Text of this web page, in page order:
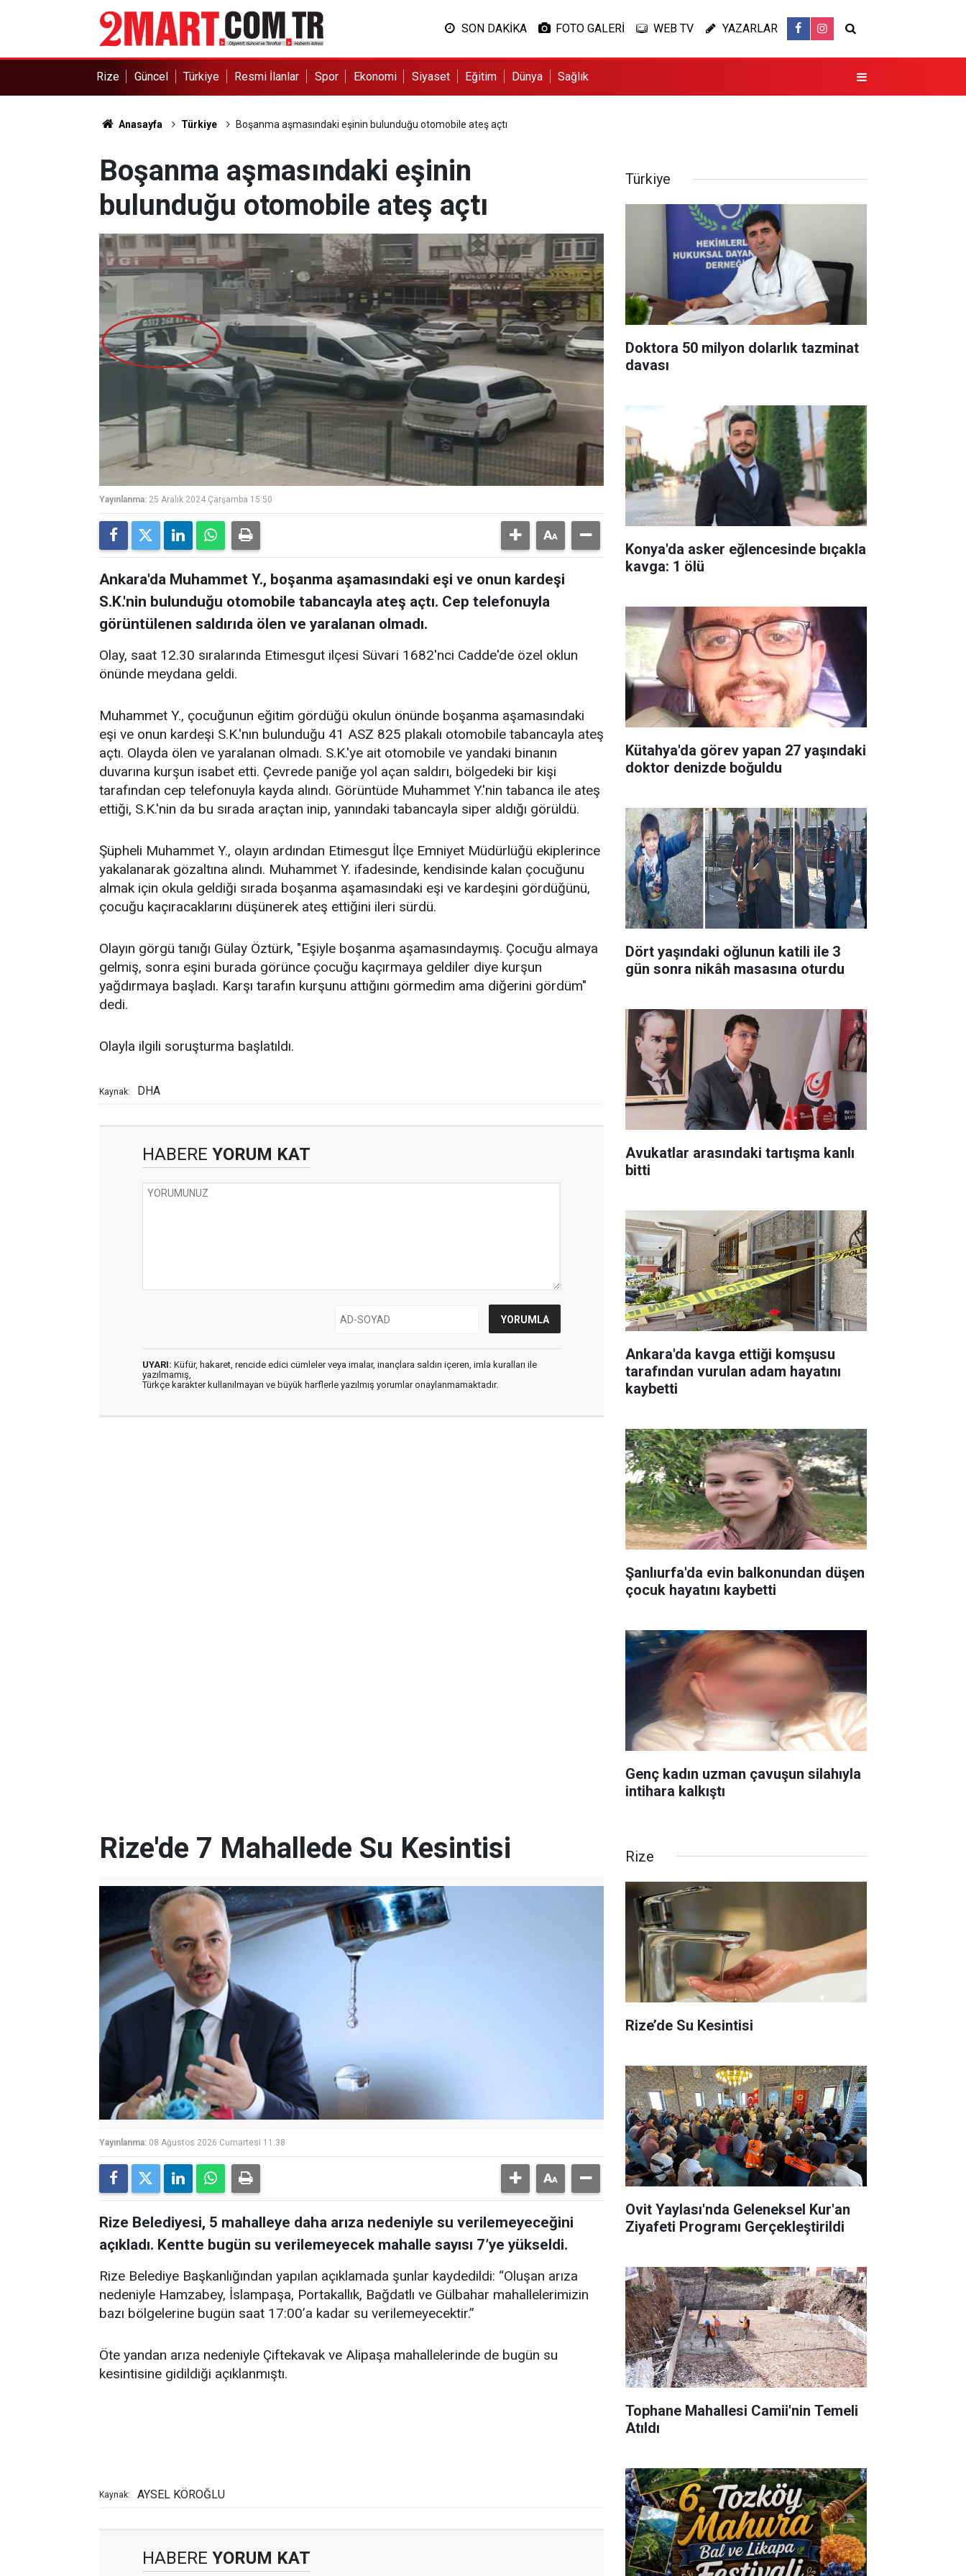
SON DAKİKA FOTO GALERİ WEB TV YAZARLAR
Rize Güncel Türkiye Resmi İlanlar Spor Ekonomi Siyaset Eğitim Dünya Sağlık
Anasayfa Türkiye Boşanma aşmasındaki eşinin bulunduğu otomobile ateş açtı
Boşanma aşmasındaki eşinin
bulunduğu otomobile ateş açtı
Yayınlanma: 25 Aralık 2024 Çarşamba 15:50
Ankara'da Muhammet Y., boşanma aşamasındaki eşi ve onun kardeşi
S.K.'nin bulunduğu otomobile tabancayla ateş açtı. Cep telefonuyla
görüntülenen saldırıda ölen ve yaralanan olmadı.
Olay, saat 12.30 sıralarında Etimesgut ilçesi Süvari 1682'nci Cadde'de özel oklun
önünde meydana geldi.
Muhammet Y., çocuğunun eğitim gördüğü okulun önünde boşanma aşamasındaki
eşi ve onun kardeşi S.K.'nın bulunduğu 41 ASZ 825 plakalı otomobile tabancayla ateş
açtı. Olayda ölen ve yaralanan olmadı. S.K.'ye ait otomobile ve yandaki binanın
duvarına kurşun isabet etti. Çevrede paniğe yol açan saldırı, bölgedeki bir kişi
tarafından cep telefonuyla kayda alındı. Görüntüde Muhammet Y.'nin tabanca ile ateş
ettiği, S.K.'nin da bu sırada araçtan inip, yanındaki tabancayla siper aldığı görüldü.
Şüpheli Muhammet Y., olayın ardından Etimesgut İlçe Emniyet Müdürlüğü ekiplerince
yakalanarak gözaltına alındı. Muhammet Y. ifadesinde, kendisinde kalan çocuğunu
almak için okula geldiği sırada boşanma aşamasındaki eşi ve kardeşini gördüğünü,
çocuğu kaçıracaklarını düşünerek ateş ettiğini ileri sürdü.
Olayın görgü tanığı Gülay Öztürk, "Eşiyle boşanma aşamasındaymış. Çocuğu almaya
gelmiş, sonra eşini burada görünce çocuğu kaçırmaya geldiler diye kurşun
yağdırmaya başladı. Karşı tarafın kurşunu attığını görmedim ama diğerini gördüm"
dedi.
Olayla ilgili soruşturma başlatıldı.
Kaynak: DHA
HABERE YORUM KAT
UYARI: Küfür, hakaret, rencide edici cümleler veya imalar, inançlara saldırı içeren, imla kuralları ile
yazılmamış,
Türkçe karakter kullanılmayan ve büyük harflerle yazılmış yorumlar onaylanmamaktadır.
Türkiye
Doktora 50 milyon dolarlık tazminat
davası
Konya'da asker eğlencesinde bıçakla
kavga: 1 ölü
Kütahya'da görev yapan 27 yaşındaki
doktor denizde boğuldu
Dört yaşındaki oğlunun katili ile 3
gün sonra nikâh masasına oturdu
Avukatlar arasındaki tartışma kanlı
bitti
Ankara'da kavga ettiği komşusu
tarafından vurulan adam hayatını
kaybetti
Şanlıurfa'da evin balkonundan düşen
çocuk hayatını kaybetti
Genç kadın uzman çavuşun silahıyla
intihara kalkıştı
Rize'de 7 Mahallede Su Kesintisi
Yayınlanma: 08 Ağustos 2026 Cumartesi 11:38
Rize Belediyesi, 5 mahalleye daha arıza nedeniyle su verilemeyeceğini
açıkladı. Kentte bugün su verilemeyecek mahalle sayısı 7’ye yükseldi.
Rize Belediye Başkanlığından yapılan açıklamada şunlar kaydedildi: “Oluşan arıza
nedeniyle Hamzabey, İslampaşa, Portakallık, Bağdatlı ve Gülbahar mahallelerimizin
bazı bölgelerine bugün saat 17:00’a kadar su verilemeyecektir.”
Öte yandan arıza nedeniyle Çiftekavak ve Alipaşa mahallelerinde de bugün su
kesintisine gidildiği açıklanmıştı.
Kaynak: AYSEL KÖROĞLU
HABERE YORUM KAT
Rize
Rize’de Su Kesintisi
Ovit Yaylası'nda Geleneksel Kur'an
Ziyafeti Programı Gerçekleştirildi
Tophane Mahallesi Camii'nin Temeli
Atıldı